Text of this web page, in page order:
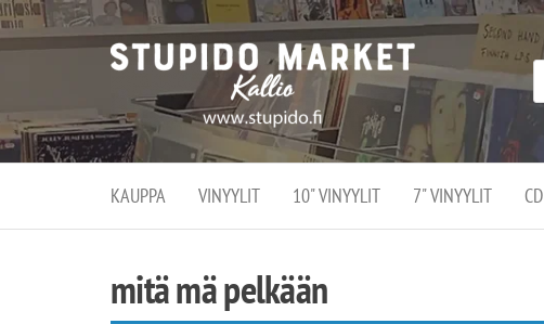
Stupido
Market –
verkossa
ja
kivijalassa
Stupido Market on
vaihtoehtomusaan
erikoistunut
verkko- sekä
kivijalkakauppa
Helsingissä
Kallion
KAUPPA VINYYLIT 10" VINYYLIT 7" VINYYLIT CD
mitä mä pelkään